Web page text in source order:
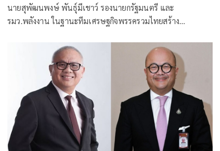
นายสุพัฒนพงษ์ พันธุ์มีเชาว์ รองนายกรัฐมนตรี และ
รมว.พลังงาน ในฐานะทีมเศรษฐกิจพรรครวมไทยสร้าง
กรณีสมัครเป็นผู้สมัครส.ส.ของพรรค รทสช.